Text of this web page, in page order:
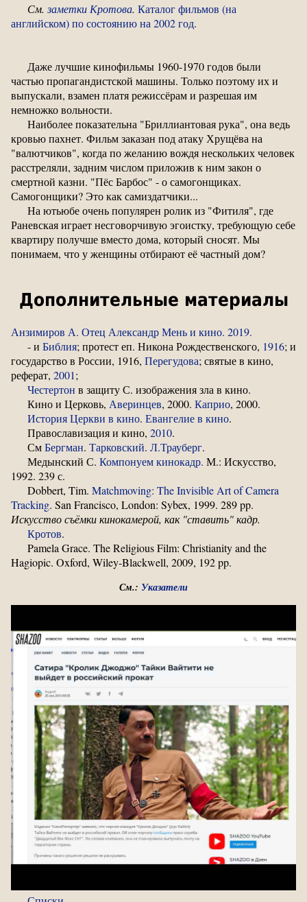
См. заметки Кротова. Каталог фильмов (на
английском) по состоянию на 2002 год.
Даже лучшие кинофильмы 1960-1970 годов были
частью пропагандистской машины. Только поэтому их и
выпускали, взамен платя режиссёрам и разрешая им
немножко вольности.
Наиболее показательна "Бриллиантовая рука", она ведь
кровью пахнет. Фильм заказан под атаку Хрущёва на
"валютчиков", когда по желанию вождя нескольких человек
расстреляли, задним числом приложив к ним закон о
смертной казни. "Пёс Барбос" - о самогонщиках.
Самогонщики? Это как самиздатчики...
На ютьюбе очень популярен ролик из "Фитиля", где
Раневская играет несговорчивую эгоистку, требующую себе
квартиру получше вместо дома, который сносят. Мы
понимаем, что у женщины отбирают её частный дом?
Дополнительные материалы
Анзимиров А. Отец Александр Мень и кино. 2019.
- и Библия; протест еп. Никона Рождественского, 1916; и
государство в России, 1916, Перегудова; святые в кино,
реферат, 2001;
Честертон в защиту С. изображения зла в кино.
Кино и Церковь, Аверинцев, 2000. Каприо, 2000.
История Церкви в кино. Евангелие в кино.
Православизация и кино, 2010.
СмБергман. Тарковский. Л.Трауберг.
Медынский С. Компонуем кинокадр. М.: Искусство,
1992. 239 с.
Dobbert, Tim. Matchmoving: The Invisible Art of Camera
Tracking. San Francisco, London: Sybex, 1999. 289 pp.
Искусство съёмки кинокамерой, как "ставить" кадр.
Кротов.
Pamela Grace. The Religious Film: Christianity and the
Hagiopic. Oxford, Wiley-Blackwell, 2009, 192 pp.
См.: Указатели